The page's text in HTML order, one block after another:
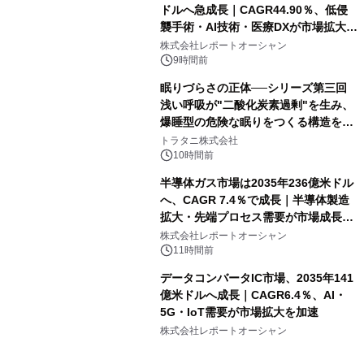
ドルへ急成長｜CAGR44.90％、低侵
襲手術・AI技術・医療DXが市場拡大を
牽引
株式会社レポートオーシャン
9時間前
眠りづらさの正体──シリーズ第三回
浅い呼吸が"二酸化炭素過剰"を生み、
爆睡型の危険な眠りをつくる構造を解
説
トラタニ株式会社
10時間前
半導体ガス市場は2035年236億米ドル
へ、CAGR 7.4％で成長｜半導体製造
拡大・先端プロセス需要が市場成長を
加速
株式会社レポートオーシャン
11時間前
データコンバータIC市場、2035年141
億米ドルへ成長｜CAGR6.4％、AI・
5G・IoT需要が市場拡大を加速
株式会社レポートオーシャン